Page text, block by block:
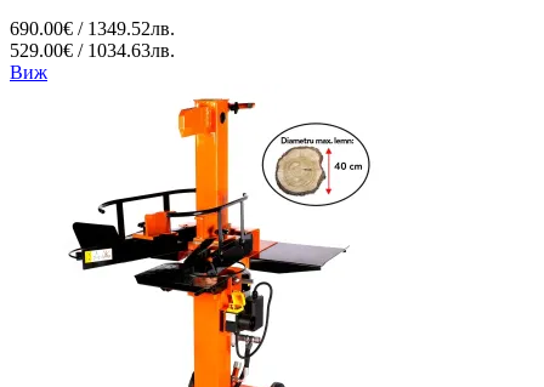
690.00€ / 1349.52лв.
529.00€ / 1034.63лв.
Виж